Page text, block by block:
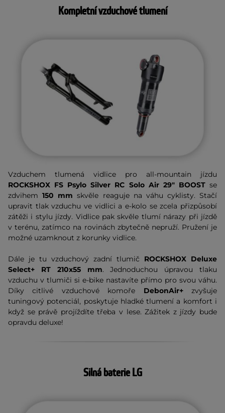
Kompletní vzduchové tlumení
Vzduchem tlumená vidlice pro all-mountain jízdu
ROCKSHOX FS Psylo Silver RC Solo Air 29" BOOSTse
zdvihem150 mm skvěle reaguje na váhu cyklisty. Stačí
upravit tlak vzduchu ve vidlici a e-kolo se zcela přizpůsobí
zátěži i stylu jízdy. Vidlice pak skvěle tlumí nárazy při jízdě
v terénu, zatímco na rovinách zbytečně nepruží. Pružení je
možné uzamknout z korunky vidlice.
Dále je tu vzduchový zadní tlumič ROCKSHOX Deluxe
Select+ RT 210x55 mm. Jednoduchou úpravou tlaku
vzduchu v tlumiči si e-bike nastavíte přímo pro svou váhu.
Díky citlivé vzduchové komoře DebonAir+zvyšuje
tuningový potenciál, poskytuje hladké tlumení a komfort i
když se právě projíždíte třeba v lese. Zážitek z jízdy bude
opravdu deluxe!
Silná baterie LG